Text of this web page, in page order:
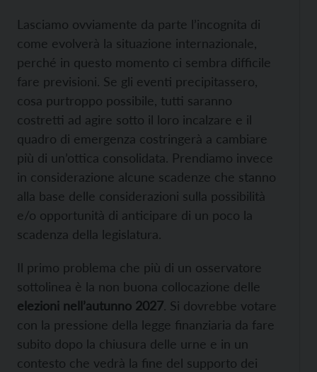
Lasciamo ovviamente da parte l’incognita di
come evolverà la situazione internazionale,
perché in questo momento ci sembra difficile
fare previsioni. Se gli eventi precipitassero,
cosa purtroppo possibile, tutti saranno
costretti ad agire sotto il loro incalzare e il
quadro di emergenza costringerà a cambiare
più di un’ottica consolidata. Prendiamo invece
in considerazione alcune scadenze che stanno
alla base delle considerazioni sulla possibilità
e/o opportunità di anticipare di un poco la
scadenza della legislatura.
Il primo problema che più di un osservatore
sottolinea è la non buona collocazione delle
elezioni nell’autunno 2027. Si dovrebbe votare
con la pressione della legge finanziaria da fare
subito dopo la chiusura delle urne e in un
contesto che vedrà la fine del supporto dei